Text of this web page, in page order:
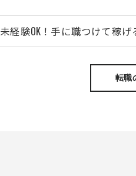
未経験OK！手に職つけて稼
転職